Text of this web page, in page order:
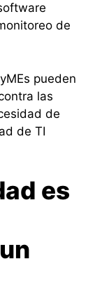
de
pueden
las
de
de TI
es